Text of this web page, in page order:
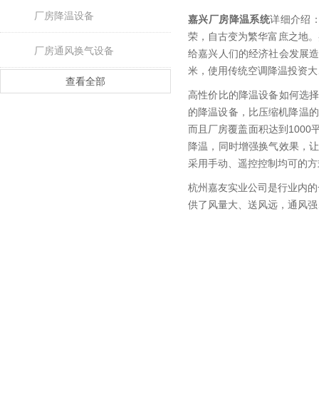
厂房降温设备
厂房通风换气设备
查看全部
嘉兴厂房降温系统详细介绍
荣，自古变为繁华富庶之地
给嘉兴人们的经济社会发展
米，使用传统空调降温投资
高性价比的降温设备如何选
的降温设备，比压缩机降温
而且厂房覆盖面积达到1000
降温，同时增强换气效果，
采用手动、遥控控制均可的
杭州嘉友实业公司是行业内
供了风量大、送风远，通风